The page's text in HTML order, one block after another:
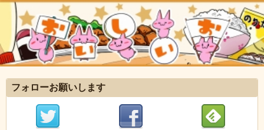
フォローお願いします